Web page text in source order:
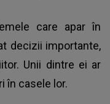
care apar în
decizii importante,
Unii dintre ei ar
în casele lor.